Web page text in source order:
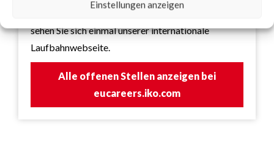
Einstellungen anzeigen
der europäischen Abteilung von IKO interessieren,
sehen Sie sich einmal unserer internationale
Laufbahnwebseite.
Alle offenen Stellen anzeigen bei
eucareers.iko.com